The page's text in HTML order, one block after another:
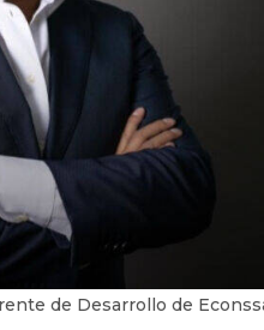
de Desarrollo de